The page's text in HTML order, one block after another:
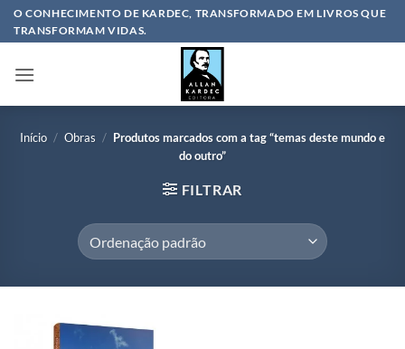
SkipO CONHECIMENTO DE KARDEC, TRANSFORMADO EM LIVROS QUE
TRANSFORMAM VIDAS.
Início / Obras / Produtos marcados com a tag “temas deste mundo e
do outro”
FILTRAR